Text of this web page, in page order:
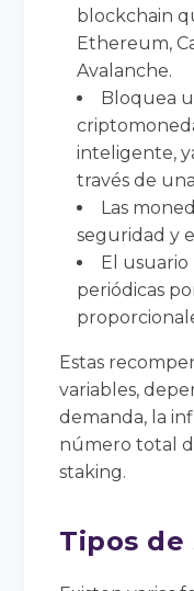
blockchain
Ethereum,
Avalanche.
Bloquea
inteligente,
través de
Las
seguridad y
El usuario
periódicas
Estas
variables,
demanda, la
número total
staking.
Tipos